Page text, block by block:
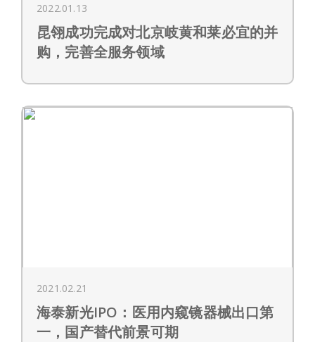
2022.01.13
昆翎成功完成对北京岐黄和莱必宜的并
购，完善全服务领域
2021.02.21
海泰新光IPO：医用内窥镜器械出口第
一，国产替代前景可期